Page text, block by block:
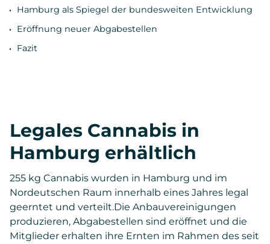
Hamburg als Spiegel der bundesweiten Entwicklung
Eröffnung neuer Abgabestellen
Fazit
Legales Cannabis in
Hamburg erhältlich
255 kg Cannabis wurden in Hamburg und im
Nordeutschen Raum innerhalb eines Jahres legal
geerntet und verteilt.Die Anbauvereinigungen
produzieren, Abgabestellen sind eröffnet und die
Mitglieder erhalten ihre Ernten im Rahmen des seit